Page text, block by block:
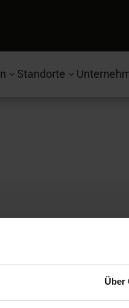
Über
3 Standorte 3
Probefahrt